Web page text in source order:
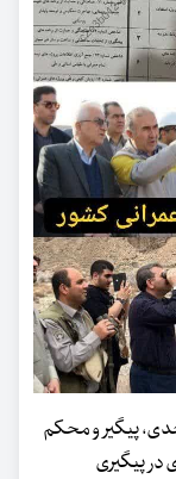
پیگیر و محکم
در پیگیری